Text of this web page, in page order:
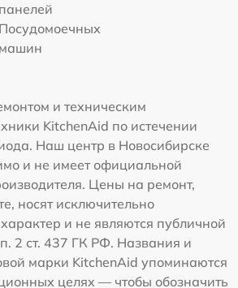
панелей
Посудомоечных
машин
и техническим
KitchenAid по истечении
Наш центр в Новосибирске
и не имеет официальной
Цены на ремонт,
носят исключительно
и не являются публичной
2 ст. 437 ГК РФ. Названия и
марки KitchenAid упоминаются
целях — чтобы обозначить